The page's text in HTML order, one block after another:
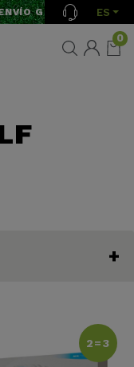
GRATIS A PARTIR
ES
0
2=3